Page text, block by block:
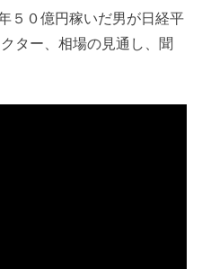
５０億円稼いだ男が日経平
ター、相場の見通し、聞